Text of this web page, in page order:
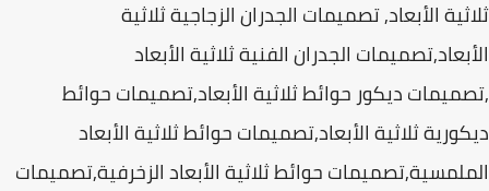
الأبعاد, تصميمات الجدران الزجاجية ثلاثية
الجدران الفنية ثلاثية الأبعاد
ديكور حوائط ثلاثية الأبعاد,تصميمات حوائط
ثلاثية الأبعاد,تصميمات حوائط ثلاثية الأبعاد
حوائط ثلاثية الأبعاد الزخرفية,تصميمات